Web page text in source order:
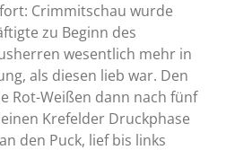
Crimmitschau wurde
zu Beginn des
wesentlich mehr in
als diesen lieb war. Den
Rot-Weißen dann nach fünf
Krefelder Druckphase
den Puck, lief bis links